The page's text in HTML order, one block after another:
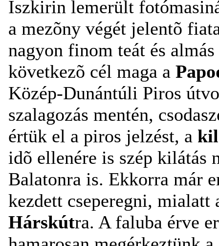
Iszkirin lemerült
a mezõny végét jelentõ
nagyon finom teát és
következõ cél maga a
Közép-Dunántúli Piros
szalagozás mentén,
értük el a piros jelzést, a
idõ ellenére is szép kilátás
Balatonra is. Ekkorra már
kezdett cseperegni, mialatt
Hárskútra. A faluba érve